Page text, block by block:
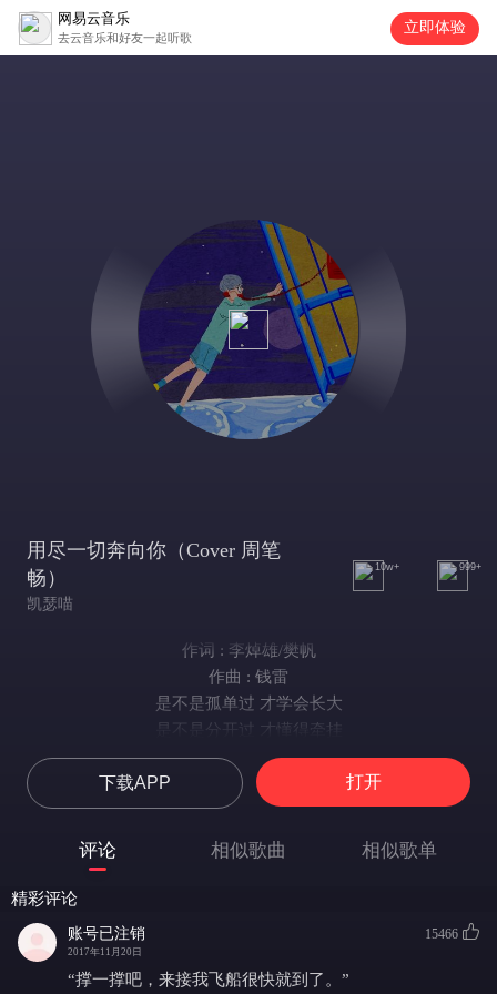
网易云音乐
去云音乐和好友一起听歌
立即体验
用尽一切奔向你（Cover 周笔
畅）
凯瑟喵
10w+ 999+
作词 : 李焯雄/樊帆
作曲 : 钱雷
是不是孤单过 才学会长大
是不是分开过 才懂得牵挂
如果说朋友不怕 散落天涯
但此刻我却想 在你身旁啊
如果这世界复杂 虚假 喧哗
就算很遥远啊 我一定会到达啊
就算很遥远啊 我一定会到达啊
你有我啊
下载APP 打开
评论 相似歌曲 相似歌单
精彩评论
账号已注销
2017年11月20日
15466
“撑一撑吧，来接我飞船很快就到了。”